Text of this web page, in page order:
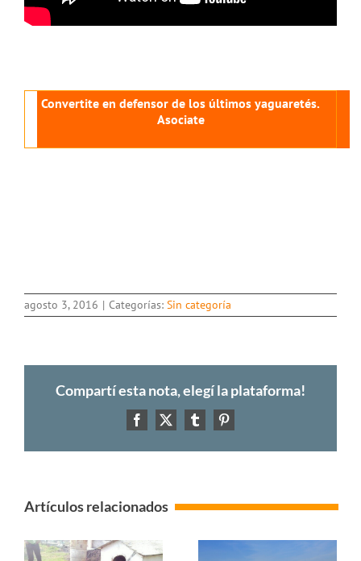
Convertite en defensor de los últimos yaguaretés.
Asociate
agosto 3, 2016 | Categorías: Sin categoría
Compartí esta nota, elegí la plataforma!
Facebook
X TumblrPinterest
Artículos relacionados